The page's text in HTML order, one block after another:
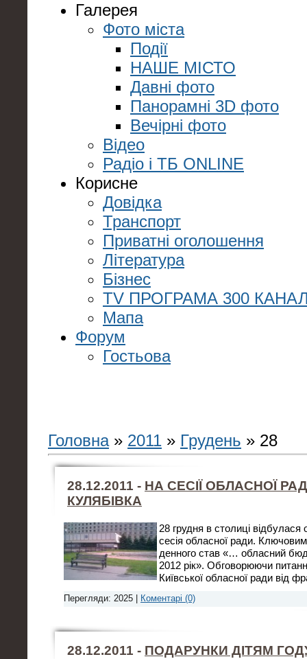
Галерея
Фото міста
Події
НАШЕ МІСТО
Давні фото
Панорамні 3D фото
Вечірні фото
Відео
Радіо і ТБ ONLINE
Корисне
Довідка
Транспорт
Приватні оголошення
Література
Бізнес
TV ПРОГРАМА 300
Мапа
Форум
Гостьова
Головна» 2011 » Грудень » 28
28.12.2011 - НА СЕСІЇ ОБЛАСНОЇ
КУЛЯБІВКА
28 грудня в столиці
сесія обласної ради.
денного став «… обласний
2012 рік». Обговорюючи
Київської обласної ради від
Перегляди: 2025 | Коментарі (0)
28.12.2011 - ПОДАРУНКИ ДІТЯМ